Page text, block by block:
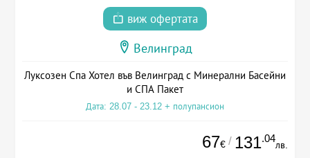
виж офертата
Велинград
Луксозен Спа Хотел във Велинград с Минерални Басейни
и СПА Пакет
Дата: 28.07 - 23.12 + полупансион
67€ / 131.04
лв.